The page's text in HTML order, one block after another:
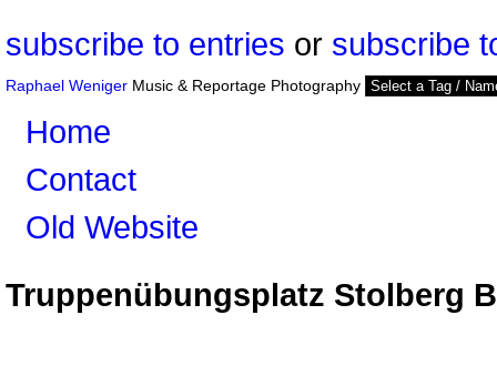
subscribe to entries or subscribe
Raphael Weniger Music & Reportage Photography
Home
Contact
Old Website
Truppenübungsplatz Stolberg